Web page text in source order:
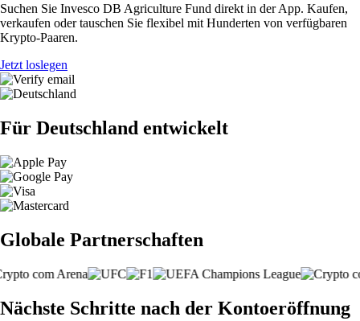
Suchen Sie Invesco DB Agriculture Fund direkt in der App. Kaufen,
verkaufen oder tauschen Sie flexibel mit Hunderten von verfügbaren
Krypto-Paaren.
Jetzt loslegen
Für Deutschland entwickelt
Globale Partnerschaften
Nächste Schritte nach der Kontoeröffnung